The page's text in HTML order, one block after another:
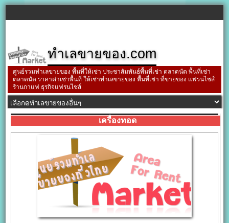
ทำเลขายของ.com
ศูนย์รวมทำเลขายของ พื้นที่ให้เช่า ประชาสัมพันธ์พื้นที่เช่า ตลาดนัด พื้นที่เช่า
ตลาดนัด ราคาค่าเช่าพื้นที่ ให้เช่าทำเลขายของ พื้นที่เช่า ที่ขายของ แฟรนไชส์
ร้านกาแฟ ธุรกิจแฟรนไชส์
เครื่องทอด